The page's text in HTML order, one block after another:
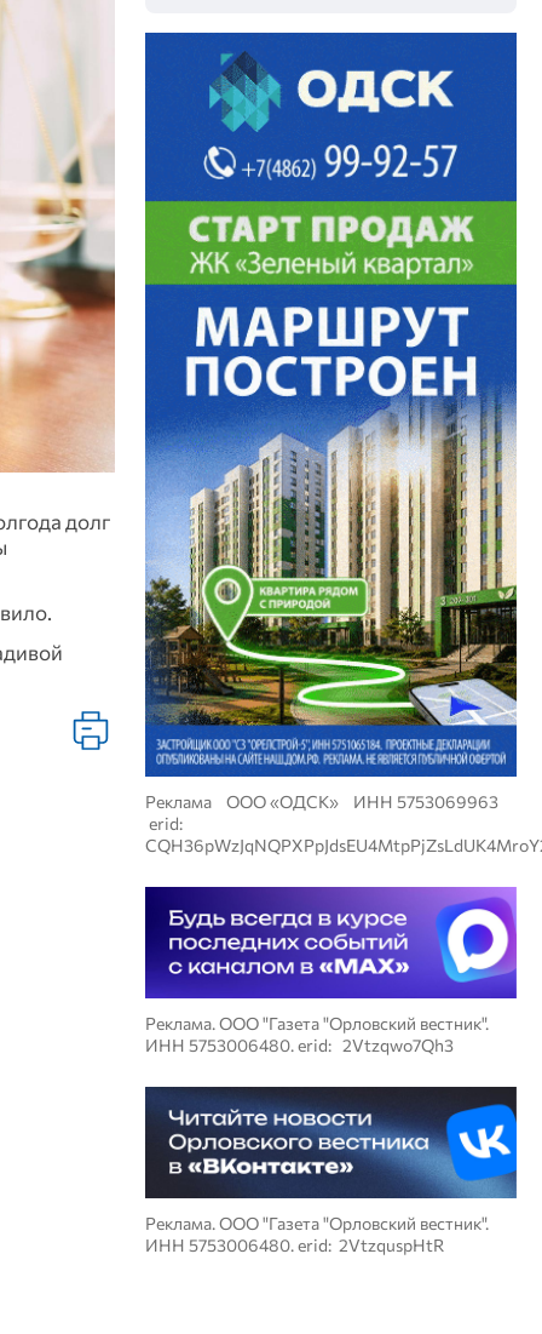
долг
Реклама ООО «ОДСК» ИНН 5753069963
erid:
Реклама. ООО "Газета "Орловский вестник".
ИНН 5753006480. erid: 2Vtzqwo7Qh3
Реклама. ООО "Газета "Орловский вестник".
ИНН 5753006480. erid: 2VtzquspHtR